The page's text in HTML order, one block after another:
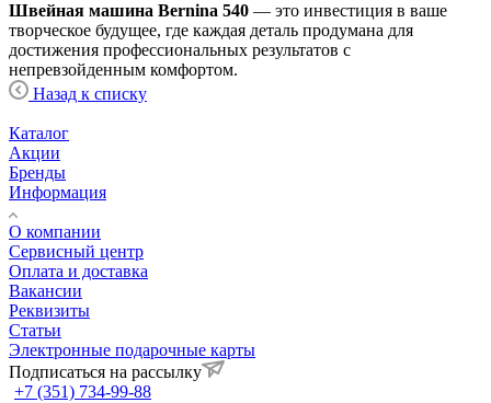
Швейная машина Bernina 540 — это инвестиция в ваше
творческое будущее, где каждая деталь продумана для
достижения профессиональных результатов с
непревзойденным комфортом.
Назад к списку
Каталог
Акции
Бренды
Информация
О компании
Сервисный центр
Оплата и доставка
Вакансии
Реквизиты
Статьи
Электронные подарочные карты
Подписаться на рассылку
+7 (351) 734-99-88